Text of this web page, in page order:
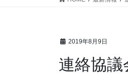
2019年8月9日
連絡協議